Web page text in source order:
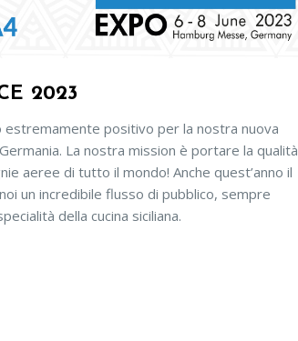
2023
estremamente positivo per la nostra nuova
La nostra mission è portare la qualità
aeree di tutto il mondo! Anche quest’anno il
un incredibile flusso di pubblico, sempre
della cucina siciliana.